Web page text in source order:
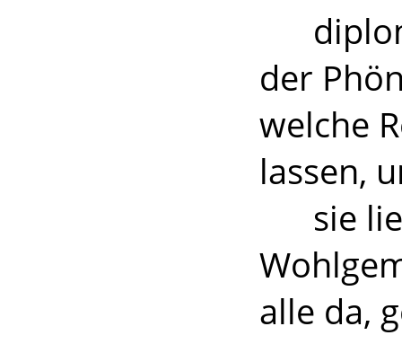
der
welche
lassen,
sie
alle da,